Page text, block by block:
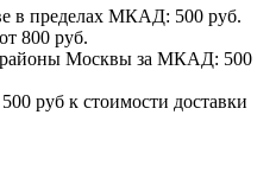
в пределах МКАД: 500 руб.
800 руб.
районы Москвы за МКАД: 500
руб к стоимости доставки